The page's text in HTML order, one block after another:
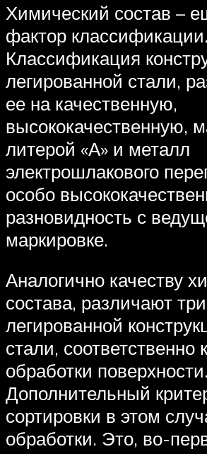
Химический состав –
фактор классификации.
Классификация
легированной стали,
ее на качественную,
высококачественную,
литерой «А» и металл
электрошлакового
особо
разновидность с
маркировке.
Аналогично качеству
состава, различают
легированной
стали, соответственно
обработки поверхности.
Дополнительный
сортировки в этом
обработки. Это, во-